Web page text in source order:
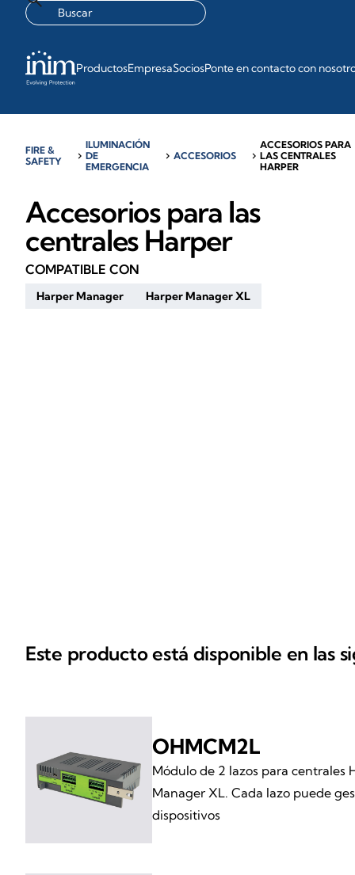
ProductosEmpresaSociosPonte en contacto con
FIRE &
SAFETY
chevron_right
ILUMINACIÓN
DE
EMERGENCIA
chevron_rightACCESORIOS chevron_right
ACCESORIOS PARA
LAS CENTRALES
HARPER
Accesorios para las
centrales Harper
COMPATIBLE CON
Harper Manager Harper Manager XL
Este producto está disponible en las
OHMCM2L
Módulo de 2 lazos para centrales
Manager XL. Cada lazo puede
dispositivos